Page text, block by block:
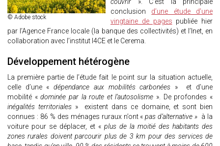
© Adobe stock
couvrir ». C’est la principale
conclusion d’une étude d’une
vingtaine de pages publiée hier
par l’Agence France locale (la banque des collectivités) et l’Inet, en
collaboration avec l’institut I4CE et le Cerema.
Développement hétérogène
La première partie de l’étude fait le point sur la situation actuelle,
celle d’une « dépendance aux mobilités carbonées » et d’une
mobilité «dominée par la route et l’autosolisme ». De profondes «
inégalités territoriales » existent dans ce domaine, et sont bien
connues : 86 % des ménages ruraux n’ont « pas d’alternative » à la
voiture pour se déplacer, et « plus de la moitié des habitants des
zones rurales doivent parcourir plus de 3 km pour des services de